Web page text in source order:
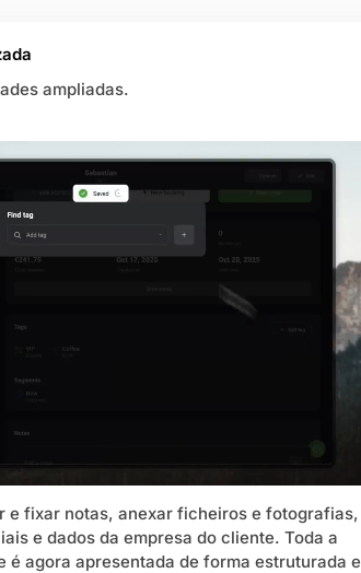
ampliadas.
e fixar notas, anexar ficheiros e fotografias,
e dados da empresa do cliente. Toda a
é agora apresentada de forma estruturada e